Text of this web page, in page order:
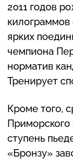
2011 годов
килограммов
ярких
чемпиона
норматив
Тренирует
Кроме того,
Приморского
ступень
«Бронзу»